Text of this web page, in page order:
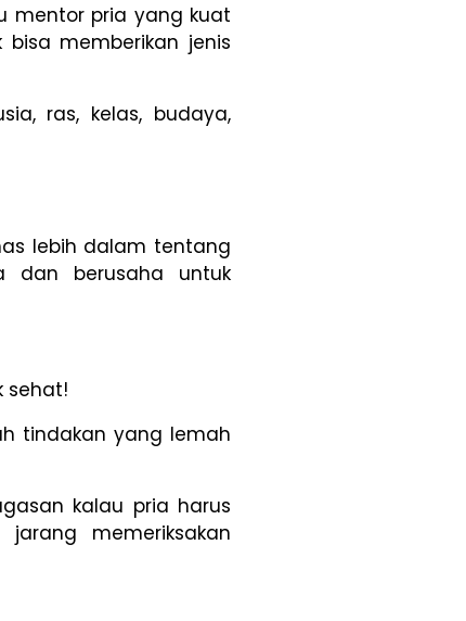
mentor pria yang kuat
memberikan jenis
ras, kelas, budaya,
lebih dalam tentang
dan berusaha untuk
sehat!
tindakan yang lemah
kalau pria harus
memeriksakan